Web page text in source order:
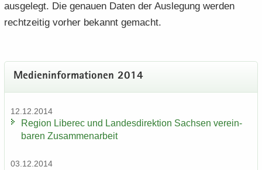
aus­ge­legt. Die ge­nau­en Daten der Aus­le­gung wer­den
recht­zei­tig vor­her be­kannt ge­macht.
Me­di­en­in­for­ma­tio­nen 2014
12.12.2014
Re­gi­on Li­be­rec und Lan­des­di­rek­ti­on Sach­sen ver­ein­
ba­ren Zu­sam­men­ar­beit
03.12.2014